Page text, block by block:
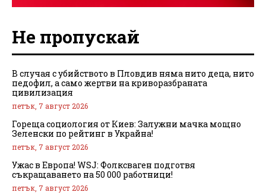
Не пропускай
В случая с убийството в Пловдив няма нито деца, нито
педофил, а само жертви на криворазбраната
цивилизация
петък, 7 август 2026
Гореща социология от Киев: Залужни мачка мощно
Зеленски по рейтинг в Украйна!
петък, 7 август 2026
Ужас в Европа! WSJ: Фолксваген подготвя
съкращаването на 50 000 работници!
петък, 7 август 2026